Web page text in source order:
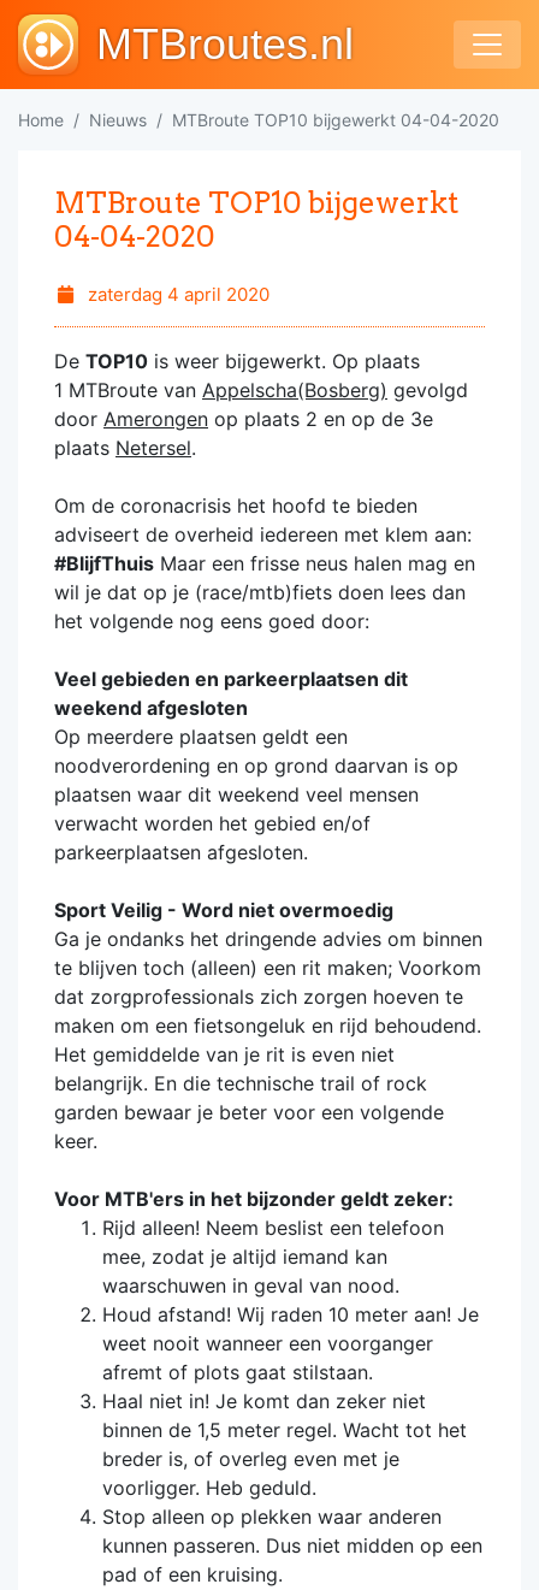
MTBroutes.nl
Home Nieuws MTBroute TOP10 bijgewerkt 04-04-2020
MTBroute TOP10 bijgewerkt
04-04-2020
zaterdag 4 april 2020
De TOP10 is weer bijgewerkt. Op plaats
1 MTBroute van Appelscha(Bosberg) gevolgd
door Amerongen op plaats 2 en op de 3e
plaats Netersel.
Om de coronacrisis het hoofd te bieden
adviseert de overheid iedereen met klem aan:
#BlijfThuis Maar een frisse neus halen mag en
wil je dat op je (race/mtb)fiets doen lees dan
het volgende nog eens goed door:
Veel gebieden en parkeerplaatsen dit
weekend afgesloten
Op meerdere plaatsen geldt een
noodverordening en op grond daarvan is op
plaatsen waar dit weekend veel mensen
verwacht worden het gebied en/of
parkeerplaatsen afgesloten.
Sport Veilig - Word niet overmoedig
Ga je ondanks het dringende advies om binnen
te blijven toch (alleen) een rit maken; Voorkom
dat zorgprofessionals zich zorgen hoeven te
maken om een fietsongeluk en rijd behoudend.
Het gemiddelde van je rit is even niet
belangrijk. En die technische trail of rock
garden bewaar je beter voor een volgende
keer.
Voor MTB'ers in het bijzonder geldt zeker:
Rijd alleen! Neem beslist een telefoon
mee, zodat je altijd iemand kan
waarschuwen in geval van nood.
Houd afstand! Wij raden 10 meter aan! Je
weet nooit wanneer een voorganger
afremt of plots gaat stilstaan.
Haal niet in! Je komt dan zeker niet
binnen de 1,5 meter regel. Wacht tot het
breder is, of overleg even met je
voorligger. Heb geduld.
Stop alleen op plekken waar anderen
kunnen passeren. Dus niet midden op een
pad of een kruising.